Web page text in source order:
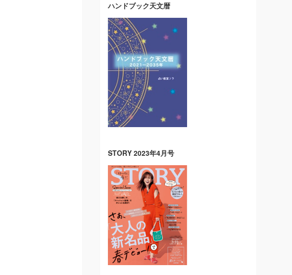
ハンドブック天文暦
STORY 2023年4月号